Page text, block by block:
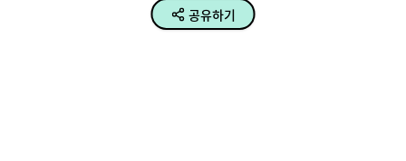
공유하기